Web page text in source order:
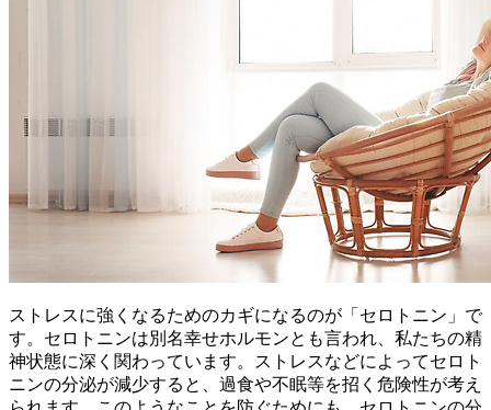
ストレスに強くなるためのカギになるのが「セロトニン」で
す。セロトニンは別名幸せホルモンとも言われ、私たちの精
神状態に深く関わっています。ストレスなどによってセロト
ニンの分泌が減少すると、過食や不眠等を招く危険性が考え